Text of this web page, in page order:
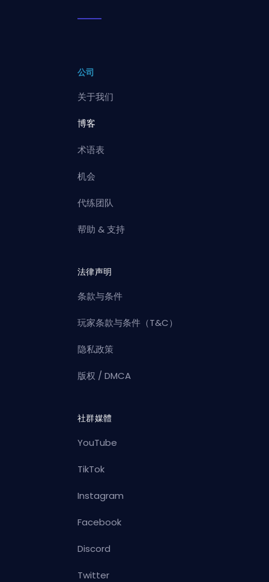
公司
关于我们
博客
术语表
机会
代练团队
帮助 & 支持
法律声明
条款与条件
玩家条款与条件（T&C）
隐私政策
版权 / DMCA
社群媒體
YouTube
TikTok
Instagram
Facebook
Discord
Twitter